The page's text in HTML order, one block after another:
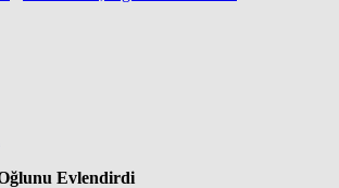
Evlendirdi